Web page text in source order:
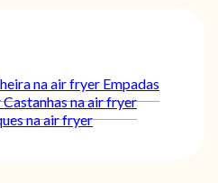
na air fryer Empadas
Castanhas na air fryer
na air fryer